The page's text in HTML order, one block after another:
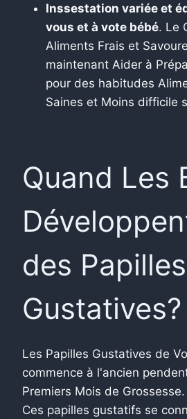
Inssestation variée et
vous et à vote bébé. Le
Aliments Frais et
maintenant Aider à
pour des habitudes
Saines et Moins difficile
Quand Les
des Papilles
Gustatives?
Les Papilles Gustatives de
commence à l'ancien
Premiers Mois de
Ces papilles gustatifs se